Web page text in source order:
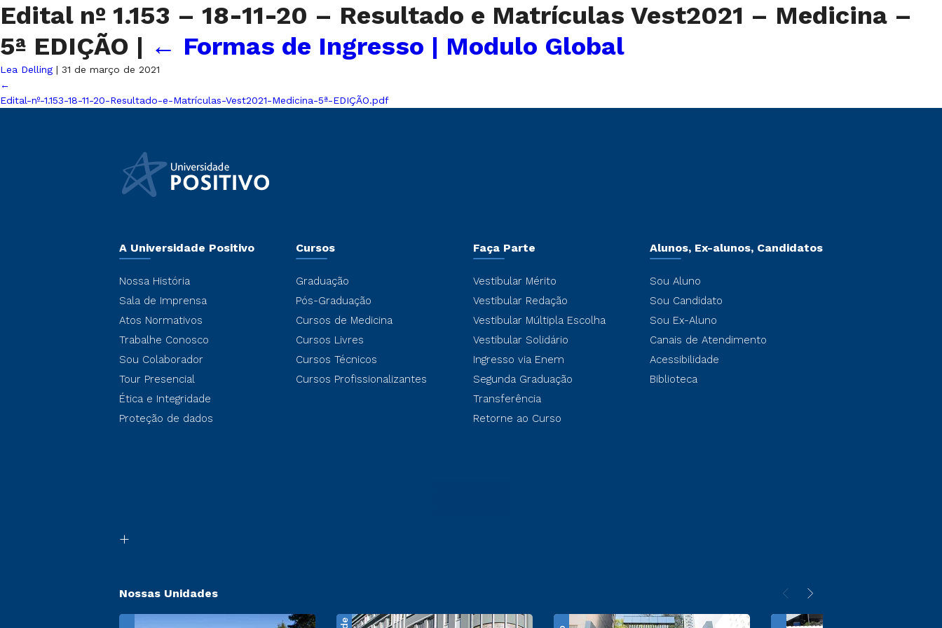
Edital nº 1.153 – 18-11-20 – Resultado e Matrículas Vest2021 – Medicina –
5ª EDIÇÃO | ← Formas de Ingresso | Modulo Global
Lea Delling | 31 de março de 2021
←
Edital-nº-1.153-18-11-20-Resultado-e-Matrículas-Vest2021-Medicina-5ª-EDIÇÃO.pdf
A Universidade Positivo
Nossa História
Sala de Imprensa
Atos Normativos
Trabalhe Conosco
Sou Colaborador
Tour Presencial
Ética e Integridade
Proteção de dados
Cursos
Graduação
Pós-Graduação
Cursos de Medicina
Cursos Livres
Cursos Técnicos
Cursos Profissionalizantes
Faça Parte
Vestibular Mérito
Vestibular Redação
Vestibular Múltipla Escolha
Vestibular Solidário
Ingresso via Enem
Segunda Graduação
Transferência
Retorne ao Curso
Alunos, Ex-alunos, Candidatos
Sou Aluno
Sou Candidato
Sou Ex-Aluno
Canais de Atendimento
Acessibilidade
Biblioteca
Nossas Unidades